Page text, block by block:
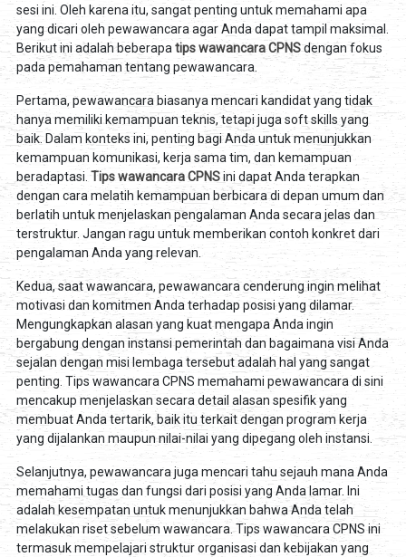
sesi ini. Oleh karena itu, sangat penting untuk memahami apa
yang dicari oleh pewawancara agar Anda dapat tampil maksimal.
Berikut ini adalah beberapa tips wawancara CPNSdengan fokus
pada pemahaman tentang pewawancara.
Pertama, pewawancara biasanya mencari kandidat yang tidak
hanya memiliki kemampuan teknis, tetapi juga soft skills yang
baik. Dalam konteks ini, penting bagi Anda untuk menunjukkan
kemampuan komunikasi, kerja sama tim, dan kemampuan
beradaptasi. Tips wawancara CPNSini dapat Anda terapkan
dengan cara melatih kemampuan berbicara di depan umum dan
berlatih untuk menjelaskan pengalaman Anda secara jelas dan
terstruktur. Jangan ragu untuk memberikan contoh konkret dari
pengalaman Anda yang relevan.
Kedua, saat wawancara, pewawancara cenderung ingin melihat
motivasi dan komitmen Anda terhadap posisi yang dilamar.
Mengungkapkan alasan yang kuat mengapa Anda ingin
bergabung dengan instansi pemerintah dan bagaimana visi Anda
sejalan dengan misi lembaga tersebut adalah hal yang sangat
penting. Tips wawancara CPNS memahami pewawancara di sini
mencakup menjelaskan secara detail alasan spesifik yang
membuat Anda tertarik, baik itu terkait dengan program kerja
yang dijalankan maupun nilai-nilai yang dipegang oleh instansi.
Selanjutnya, pewawancara juga mencari tahu sejauh mana Anda
memahami tugas dan fungsi dari posisi yang Anda lamar. Ini
adalah kesempatan untuk menunjukkan bahwa Anda telah
melakukan riset sebelum wawancara. Tips wawancara CPNS ini
termasuk mempelajari struktur organisasi dan kebijakan yang